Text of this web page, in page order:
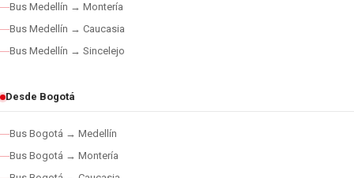
Bus Medellín → Montería
Bus Medellín → Caucasia
Bus Medellín → Sincelejo
Desde Bogotá
Bus Bogotá → Medellín
Bus Bogotá → Montería